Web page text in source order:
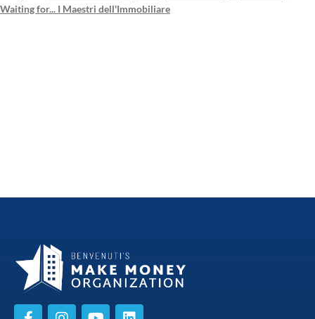
Waiting for... I Maestri dell'Immobiliare